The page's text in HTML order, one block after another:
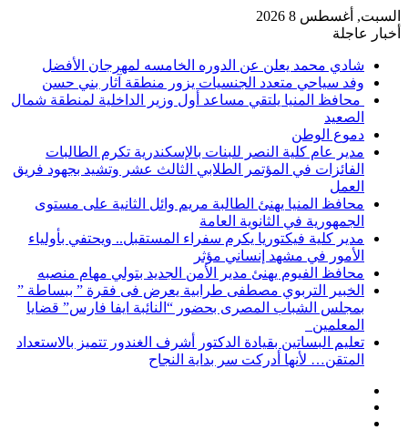
السبت, أغسطس 8 2026
أخبار عاجلة
شادي محمد يعلن عن الدوره الخامسه لمهرجان الأفضل
وفد سياحي متعدد الجنسيات يزور منطقة آثار بني حسن
محافظ المنيا يلتقي مساعد أول وزير الداخلية لمنطقة شمال
الصعيد
دموع الوطن
مدير عام كلية النصر للبنات بالإسكندرية تكرم الطالبات
الفائزات في المؤتمر الطلابي الثالث عشر وتشيد بجهود فريق
العمل
محافظ المنيا يهنئ الطالبة مريم وائل الثانية على مستوى
الجمهورية في الثانوية العامة
مدير كلية فيكتوريا يكرم سفراء المستقبل.. ويحتفي بأولياء
الأمور في مشهد إنساني مؤثر
محافظ الفيوم يهنئ مدير الأمن الجديد بتولي مهام منصبه
الخبير التربوي مصطفى طرابية يعرض فى فقرة ” ببساطة ”
بمجلس الشباب المصرى بحضور “النائبة ايفا فارس” قضايا
المعلمين
تعليم البساتين بقيادة الدكتور أشرف الغندور تتميز بالاستعداد
المتقن… لأنها أدركت سر بداية النجاح